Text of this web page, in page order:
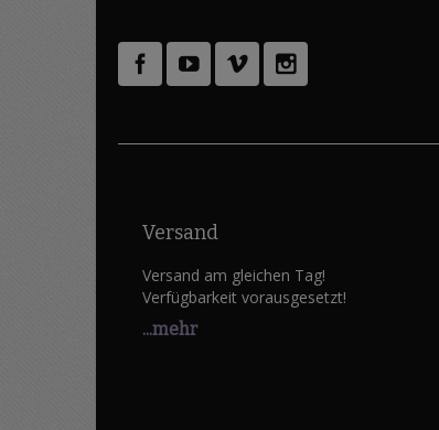
Versand
Versand am gleichen Tag!
Verfügbarkeit vorausgesetzt!
...mehr